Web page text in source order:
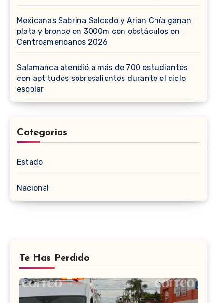
Mexicanas Sabrina Salcedo y Arian Chía ganan
plata y bronce en 3000m con obstáculos en
Centroamericanos 2026
Salamanca atendió a más de 700 estudiantes
con aptitudes sobresalientes durante el ciclo
escolar
Categorias
Estado
Nacional
Te Has Perdido